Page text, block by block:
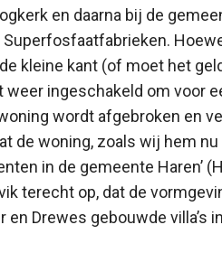
en daarna bij de
kleine kant (of moet het
ingeschakeld om voor
wordt afgebroken en
de woning, zoals wij hem nu
in de gemeente Haren’
terecht op, dat de
Drewes gebouwde villa’s